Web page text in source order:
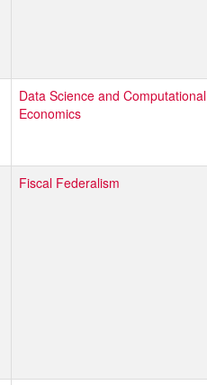
Data Science and Computational
Economics
Fiscal Federalism